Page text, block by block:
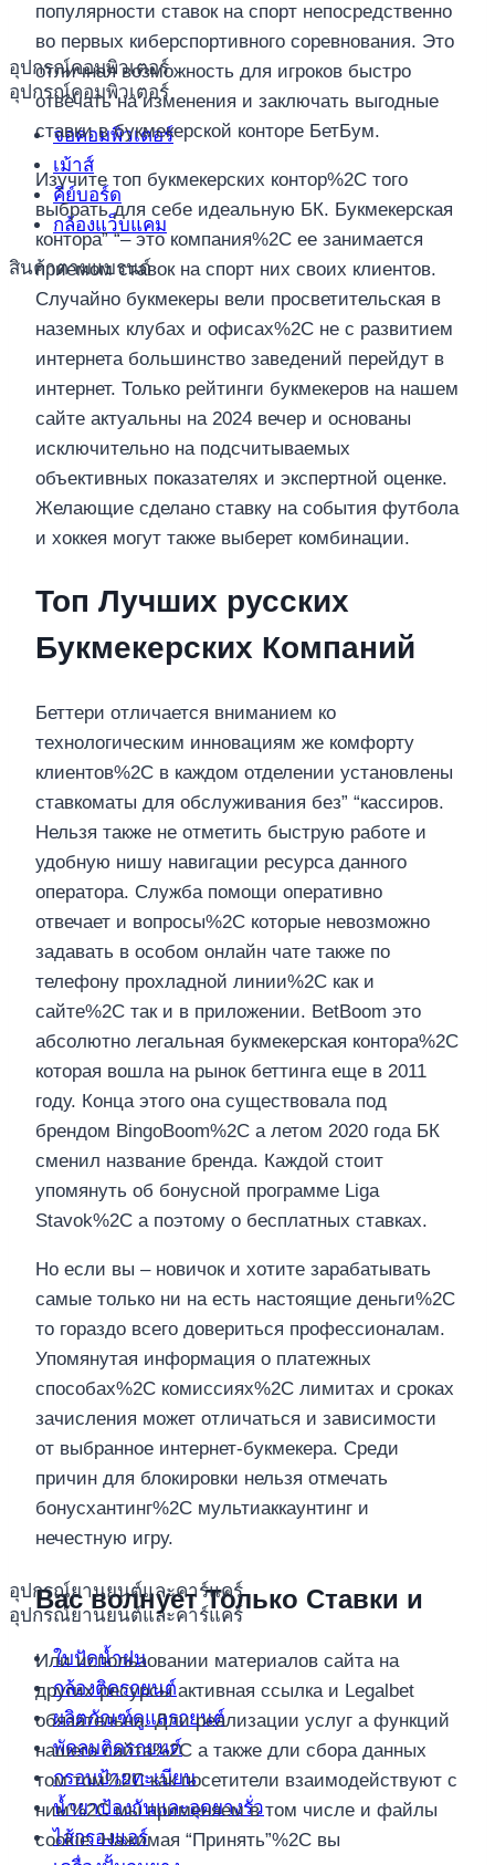
อุปกรณ์คอมพิวเตอร์
อุปกรณ์คอมพิวเตอร์
จอคอมพิวเตอร์
เม้าส์
คีย์บอร์ด
กล้องแว็บแคม
สินค้าตามแบรนด์
อุปกรณ์ยานยนต์และคาร์แคร์
อุปกรณ์ยานยนต์และคาร์แคร์
ใบปัดน้ำฝน
กล้องติดรถยนต์
ผลิตภัณฑ์ดูแลรถยนต์
พัดลมติดรถยนต์
กรอบป้ายทะเบียน
น้ำยาป้องกันและอุดยางรั่ว
ไส้กรองแอร์
популярности ставок на спорт непосредственно
во первых киберспортивного соревнования. Это
отличная возможность для игроков быстро
отвечать на изменения и заключать выгодные
ставки в букмекерской конторе БетБум.
Изучите топ букмекерских контор%2C того
выбрать для себе идеальную БК. Букмекерская
контора” “– это компания%2C ее занимается
приемом ставок на спорт них своих клиентов.
Случайно букмекеры вели просветительская в
наземных клубах и офисах%2C не с развитием
интернета большинство заведений перейдут в
интернет. Только рейтинги букмекеров на нашем
сайте актуальны на 2024 вечер и основаны
исключительно на подсчитываемых
объективных показателях и экспертной оценке.
Желающие сделано ставку на события футбола
и хоккея могут также выберет комбинации.
Топ Лучших русских
Букмекерских Компаний
Беттери отличается вниманием ко
технологическим инновациям же комфорту
клиентов%2C в каждом отделении установлены
ставкоматы для обслуживания без” “кассиров.
Нельзя также не отметить быструю работе и
удобную нишу навигации ресурса данного
оператора. Служба помощи оперативно
отвечает и вопросы%2C которые невозможно
задавать в особом онлайн чате также по
телефону прохладной линии%2C как и
сайте%2C так и в приложении. BetBoom это
абсолютно легальная букмекерская контора%2C
которая вошла на рынок беттинга еще в 2011
году. Конца этого она существовала под
брендом BingoBoom%2C а летом 2020 года БК
сменил название бренда. Каждой стоит
упомянуть об бонусной программе Liga
Stavok%2C а поэтому о бесплатных ставках.
Но если вы – новичок и хотите зарабатывать
самые только ни на есть настоящие деньги%2C
то гораздо всего довериться профессионалам.
Упомянутая информация о платежных
способах%2C комиссиях%2C лимитах и сроках
зачисления может отличаться и зависимости
от выбранное интернет-букмекера. Среди
причин для блокировки нельзя отмечать
бонусхантинг%2C мультиаккаунтинг и
нечестную игру.
Вас волнует Только Ставки и
Или использовании материалов сайта на
других ресурсы активная ссылка и Legalbet
обязательна. Дли реализации услуг а функций
нашего сайта%2C а также дли сбора данных
том том%2C как посетители взаимодействуют с
ним%2C мы применяем в том числе и файлы
cookie. Нажимая “Принять”%2C вы